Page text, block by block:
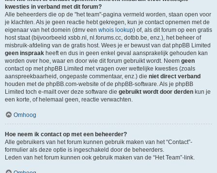
kwesties in verband met dit forum?
Alle beheerders die op de "het team"-pagina vermeld worden, staan open voor
je klachten. Als je geen reactie hebt gekregen, kun je contact opnemen met de
eigenaar van het domein (dmv een whois lookup) of, als dit forum op een gratis
host staat (bijvoorbeeld xsbb.nl, nl.forums.cc, dotbb.be, enz.), het beheer of
misbruik-afdeling van de gratis host. Wees je er bewust van dat phpBB Limited
geen inspraak heeft en dus in geen enkel geval aansprakelijk gehouden kan
worden over hoe, waar en door wie dit forum gebruikt wordt. Neem geen
contact op met phpBB Limited met vragen over wettelijke kwesties (zoals
aanspreekbaarheid, ongepaste commentaar, enz.) die niet direct verband
houden met de phpBB.com-website of de phpBB-software. Als je phpBB
Limited toch e-mailt over deze software die gebruikt wordt door derden kun je
een korte, of helemaal geen, reactie verwachten.
Omhoog
Hoe neem ik contact op met een beheerder?
Alle gebruikers van het forum kunnen gebruik maken van het “Contact”-
formulier als deze optie is ingeschakeld door de beheerders.
Leden van het forum kunnen ook gebruik maken van de “Het Team”-link.